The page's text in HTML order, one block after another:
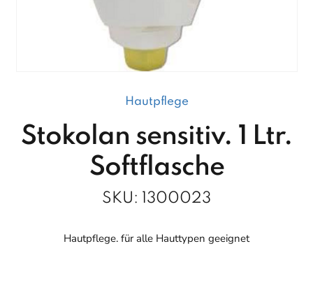
Hautpflege
Stokolan sensitiv. 1 Ltr.
Softflasche
SKU: 1300023
Hautpflege. für alle Hauttypen geeignet